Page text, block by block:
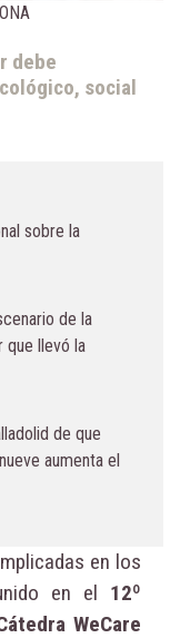
debe
social
sobre la
de la
que llevó la
de que
aumenta el
en los
en el 12º
WeCare